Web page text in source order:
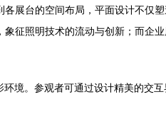
展台的空间布局，平面设计不仅
征照明技术的流动与创新；而企
境。参观者可通过设计精美的交